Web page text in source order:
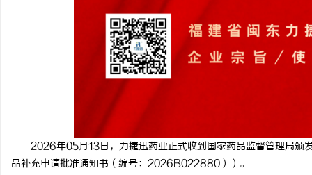
2026年05月13日，力捷迅药业正式收到国家药品监督管理局颁
品补充申请批准通知书（编号：2026B022880））。